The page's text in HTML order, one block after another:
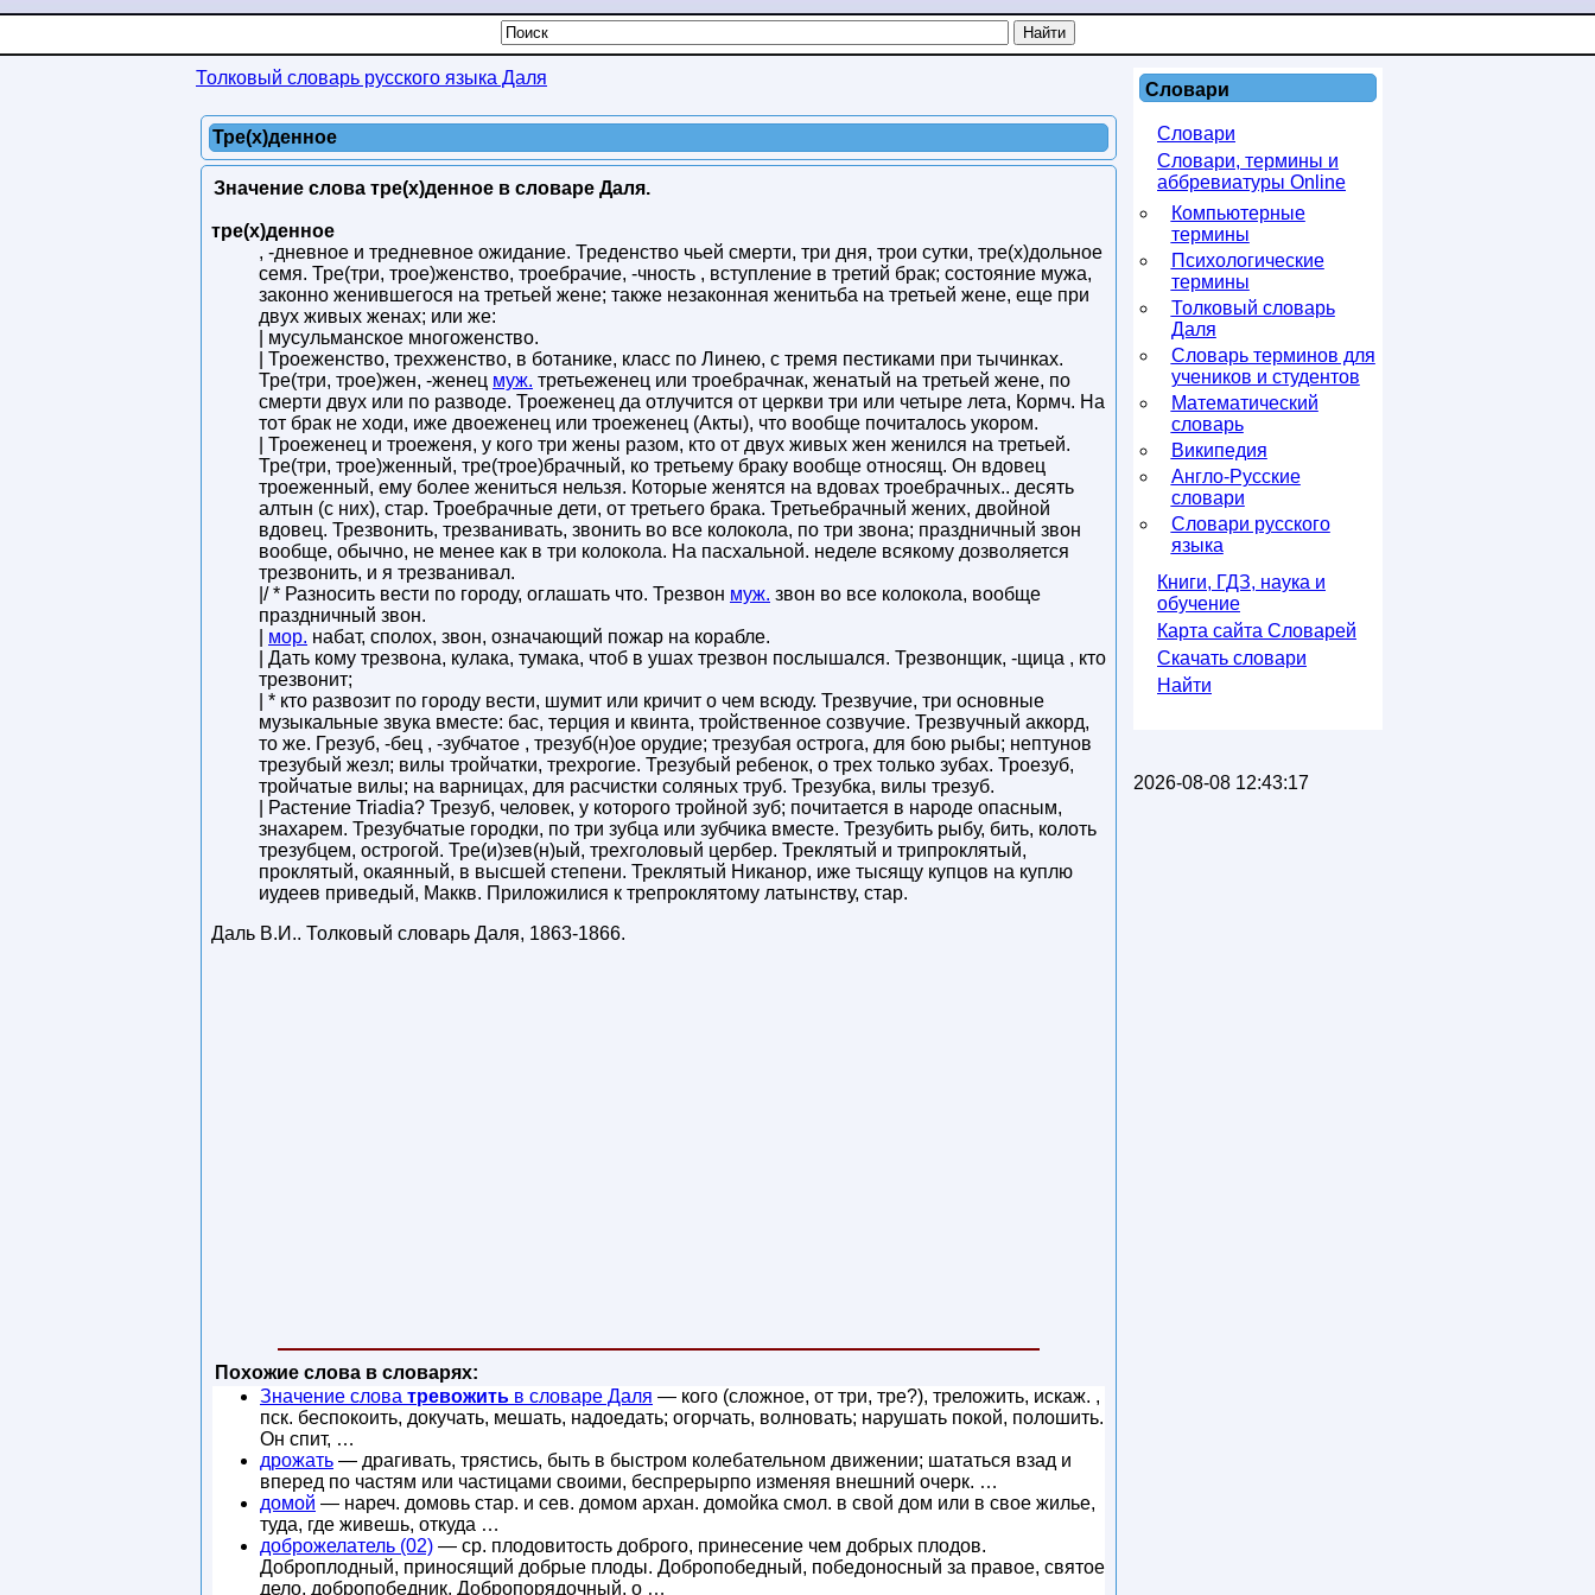
Толковый словарь русского языка Даля
Тре(х)денное
Значение слова тре(х)денное в словаре Даля.
тре(х)денное
, -дневное и тредневное ожидание. Треденство чьей смерти, три дня, трои сутки, тре(х)дольное
семя. Тре(три, трое)женство, троебрачие, -чность , вступление в третий брак; состояние мужа,
законно женившегося на третьей жене; также незаконная женитьба на третьей жене, еще при
двух живых женах; или же:
| мусульманское многоженство.
| Троеженство, трехженство, в ботанике, класс по Линею, с тремя пестиками при тычинках.
Тре(три, трое)жен, -женец муж. третьеженец или троебрачнак, женатый на третьей жене, по
смерти двух или по разводе. Троеженец да отлучится от церкви три или четыре лета, Кормч. На
тот брак не ходи, иже двоеженец или троеженец (Акты), что вообще почиталось укором.
| Троеженец и троеженя, у кого три жены разом, кто от двух живых жен женился на третьей.
Тре(три, трое)женный, тре(трое)брачный, ко третьему браку вообще относящ. Он вдовец
троеженный, ему более жениться нельзя. Которые женятся на вдовах троебрачных.. десять
алтын (с них), стар. Троебрачные дети, от третьего брака. Третьебрачный жених, двойной
вдовец. Трезвонить, трезванивать, звонить во все колокола, по три звона; праздничный звон
вообще, обычно, не менее как в три колокола. На пасхальной. неделе всякому дозволяется
трезвонить, и я трезванивал.
|/ * Разносить вести по городу, оглашать что. Трезвон муж. звон во все колокола, вообще
праздничный звон.
мор. набат, сполох, звон, означающий пожар на корабле.
| Дать кому трезвона, кулака, тумака, чтоб в ушах трезвон послышался. Трезвонщик, -щица , кто
трезвонит;
| * кто развозит по городу вести, шумит или кричит о чем всюду. Трезвучие, три основные
музыкальные звука вместе: бас, терция и квинта, тройственное созвучие. Трезвучный аккорд,
то же. Грезуб, -бец , -зубчатое , трезуб(н)ое орудие; трезубая острога, для бою рыбы; нептунов
трезубый жезл; вилы тройчатки, трехрогие. Трезубый ребенок, о трех только зубах. Троезуб,
тройчатые вилы; на варницах, для расчистки соляных труб. Трезубка, вилы трезуб.
| Растение Triadia? Трезуб, человек, у которого тройной зуб; почитается в народе опасным,
знахарем. Трезубчатые городки, по три зубца или зубчика вместе. Трезубить рыбу, бить, колоть
трезубцем, острогой. Тре(и)зев(н)ый, трехголовый цербер. Треклятый и трипроклятый,
проклятый, окаянный, в высшей степени. Треклятый Никанор, иже тысящу купцов на куплю
иудеев приведый, Маккв. Приложилися к трепроклятому латынству, стар.
Даль В.И.. Толковый словарь Даля, 1863-1866.
Похожие слова в словарях:
Значение слова тревожить в словаре Даля — кого (сложное, от три, тре?), треложить, искаж. ,
пск. беспокоить, докучать, мешать, надоедать; огорчать, волновать; нарушать покой, полошить.
Он спит, …
дрожать — драгивать, трястись, быть в быстром колебательном движении; шататься взад и
вперед по частям или частицами своими, беспрерырпо изменяя внешний очерк. …
домой — нареч. домовь стар. и сев. домом архан. домойка смол. в свой дом или в свое жилье,
туда, где живешь, откуда …
доброжелатель (02) — ср. плодовитость доброго, принесение чем добрых плодов.
Доброплодный, приносящий добрые плоды. Добропобедный, победоносный за правое, святое
дело, добропобедник. Добропорядочный, о …
Словари
Словари
Словари, термины и
аббревиатуры Online
Компьютерные
термины
Психологические
термины
Толковый словарь
Даля
Словарь терминов для
учеников и студентов
Математический
словарь
Википедия
Англо-Русские
словари
Словари русского
языка
Книги, ГДЗ, наука и
обучение
Карта сайта Словарей
Скачать словари
Найти
2026-08-08 12:43:17